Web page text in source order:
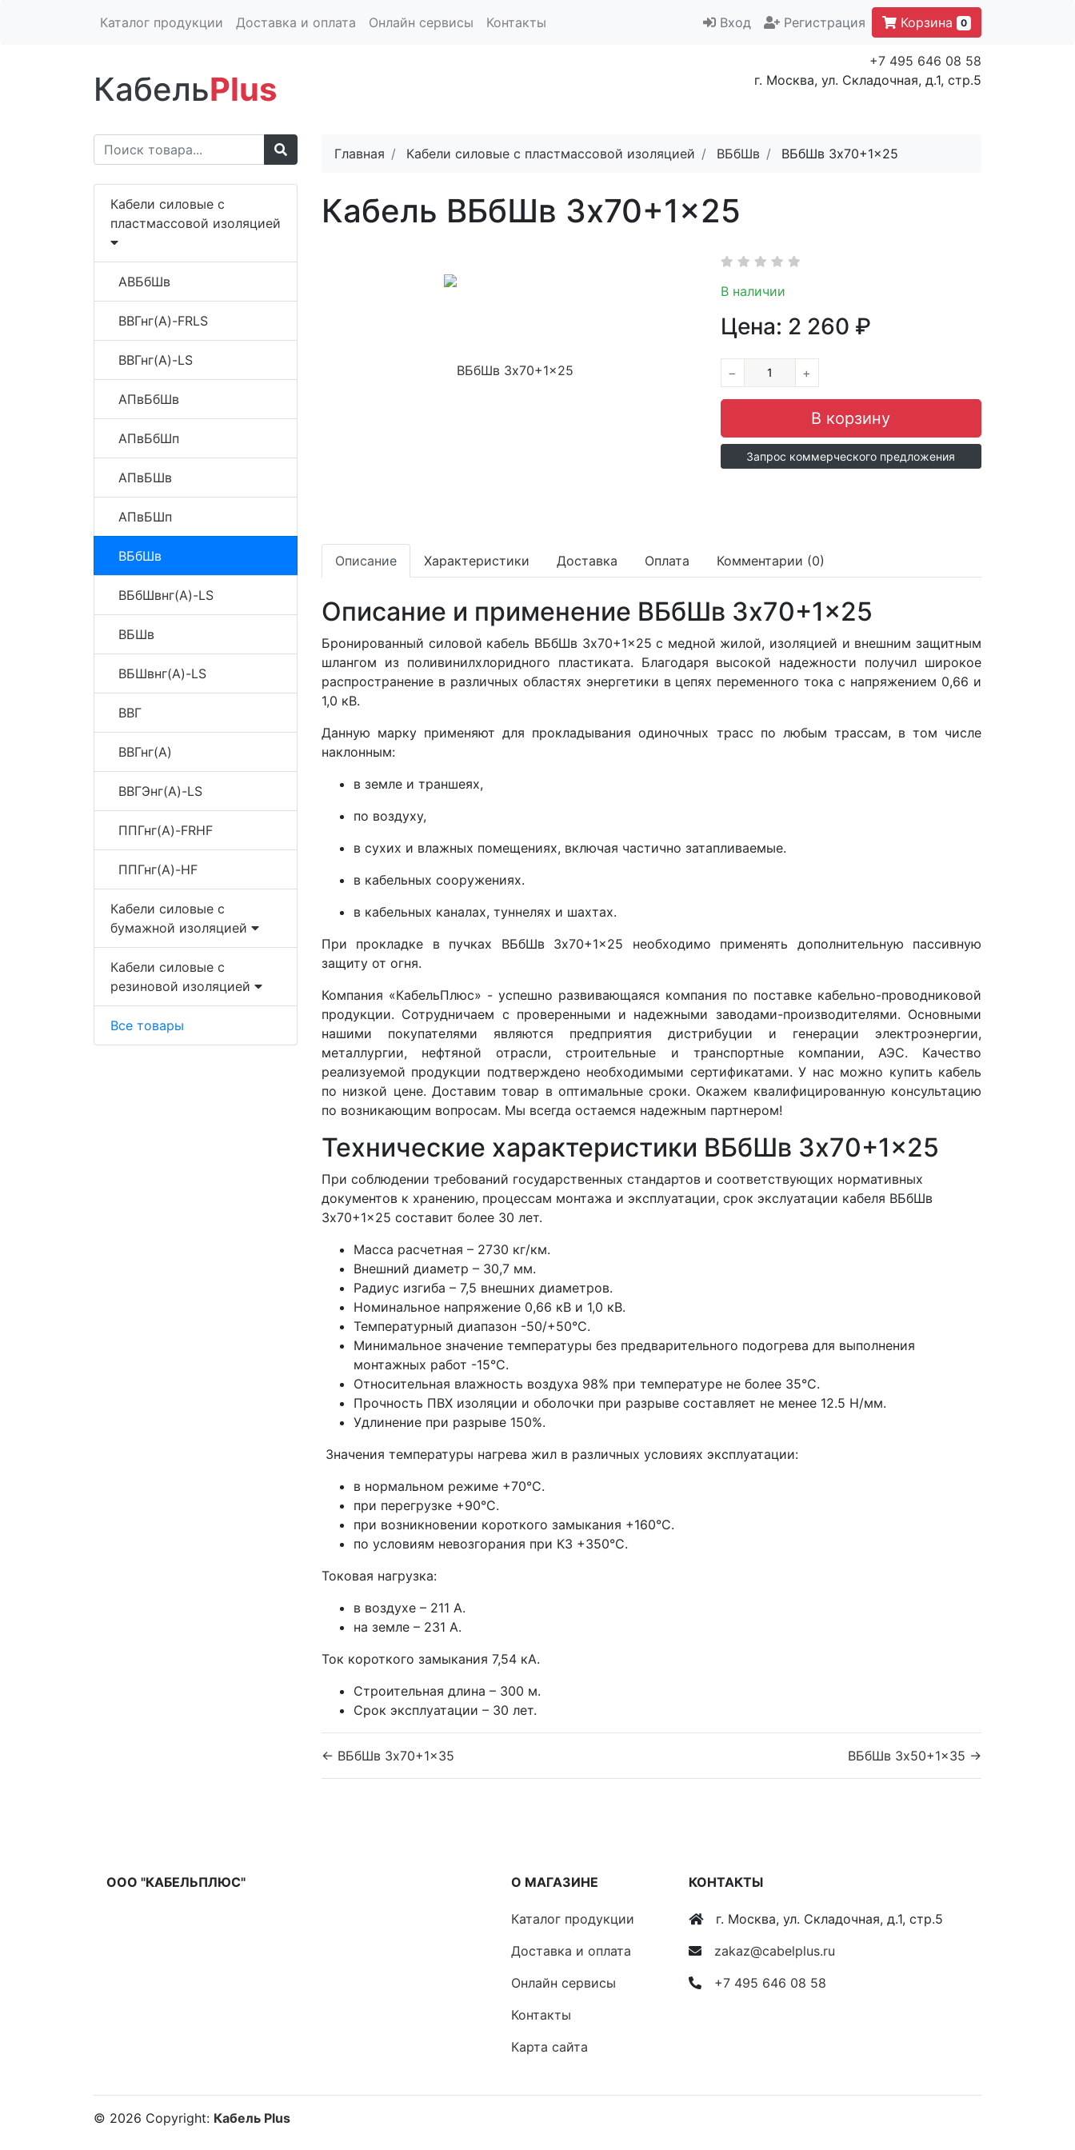
Каталог продукции Доставка и оплата Онлайн сервисы Контакты Вход Регистрация Корзина 0
КабельPlus
+7 495 646 08 58
г. Москва, ул. Складочная, д.1, стр.5
Кабели силовые с
пластмассовой изоляцией
АВБбШв
ВВГнг(A)-FRLS
ВВГнг(A)-LS
АПвБбШв
АПвБбШп
АПвБШв
АПвБШп
ВБбШв
ВБбШвнг(A)-LS
ВБШв
ВБШвнг(A)-LS
ВВГ
ВВГнг(A)
ВВГЭнг(A)-LS
ППГнг(A)-FRHF
ППГнг(A)-HF
Кабели силовые с
бумажной изоляцией
Кабели силовые с
резиновой изоляцией
Все товары
Главная Кабели силовые с пластмассовой изоляцией ВБбШв ВБбШв 3x70+1x25
Кабель ВБбШв 3x70+1x25
В наличии
Цена: 2 260 ₽
− +
Запрос коммерческого предложения
Описание Характеристики Доставка Оплата Комментарии (0)
Описание и применение ВБбШв 3x70+1x25
Бронированный силовой кабель ВБбШв 3x70+1x25 с медной жилой, изоляцией и внешним защитным
шлангом из поливинилхлоридного пластиката. Благодаря высокой надежности получил широкое
распространение в различных областях энергетики в цепях переменного тока с напряжением 0,66 и
1,0 кВ.
Данную марку применяют для прокладывания одиночных трасс по любым трассам, в том числе
наклонным:
в земле и траншеях,
по воздуху,
в сухих и влажных помещениях, включая частично затапливаемые.
в кабельных сооружениях.
в кабельных каналах, туннелях и шахтах.
При прокладке в пучках ВБбШв 3x70+1x25 необходимо применять дополнительную пассивную
защиту от огня.
Компания «КабельПлюс» - успешно развивающаяся компания по поставке кабельно-проводниковой
продукции. Сотрудничаем с проверенными и надежными заводами-производителями. Основными
нашими покупателями являются предприятия дистрибуции и генерации электроэнергии,
металлургии, нефтяной отрасли, строительные и транспортные компании, АЭС. Качество
реализуемой продукции подтверждено необходимыми сертификатами. У нас можно купить кабель
по низкой цене. Доставим товар в оптимальные сроки. Окажем квалифицированную консультацию
по возникающим вопросам. Мы всегда остаемся надежным партнером!
Технические характеристики ВБбШв 3x70+1x25
При соблюдении требований государственных стандартов и соответствующих нормативных
документов к хранению, процессам монтажа и эксплуатации, срок экслуатации кабеля ВБбШв
3x70+1x25 составит более 30 лет.
Масса расчетная – 2730 кг/км.
Внешний диаметр – 30,7 мм.
Радиус изгиба – 7,5 внешних диаметров.
Номинальное напряжение 0,66 кВ и 1,0 кВ.
Температурный диапазон -50/+50°С.
Минимальное значение температуры без предварительного подогрева для выполнения
монтажных работ -15°С.
Относительная влажность воздуха 98% при температуре не более 35°С.
Прочность ПВХ изоляции и оболочки при разрыве составляет не менее 12.5 Н/мм.
Удлинение при разрыве 150%.
Значения температуры нагрева жил в различных условиях эксплуатации:
в нормальном режиме +70°С.
при перегрузке +90°С.
при возникновении короткого замыкания +160°С.
по условиям невозгорания при КЗ +350°С.
Токовая нагрузка:
в воздухе – 211 А.
на земле – 231 А.
Ток короткого замыкания 7,54 кА.
Строительная длина – 300 м.
Срок эксплуатации – 30 лет.
← ВБбШв 3x70+1x35 ВБбШв 3x50+1x35 →
ООО "КАБЕЛЬПЛЮС" О МАГАЗИНЕ
Каталог продукции
Доставка и оплата
Онлайн сервисы
Контакты
Карта сайта
КОНТАКТЫ
г. Москва, ул. Складочная, д.1, стр.5
zakaz@cabelplus.ru
+7 495 646 08 58
© 2026 Copyright: Кабель Plus